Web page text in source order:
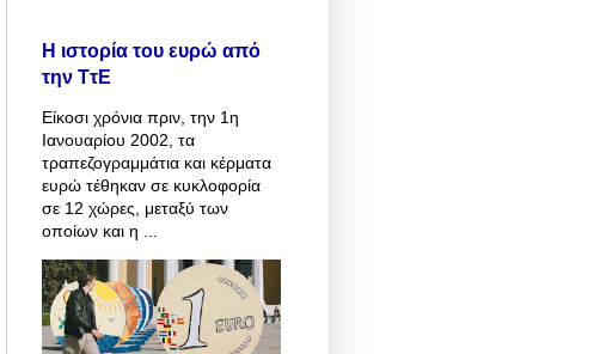
Η ιστορία του ευρώ από
την ΤτΕ
Είκοσι χρόνια πριν, την 1η
Ιανουαρίου 2002, τα
τραπεζογραμμάτια και κέρματα
ευρώ τέθηκαν σε κυκλοφορία
σε 12 χώρες, μεταξύ των
οποίων και η ...